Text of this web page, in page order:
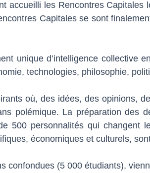
accueilli les Rencontres Capitales
Capitales se sont
unique d’intelligence collective
technologies, philosophie,
où, des idées, des opinions,
polémique. La préparation des
500 personnalités qui changent
économiques et culturels,
confondues (5 000 étudiants),